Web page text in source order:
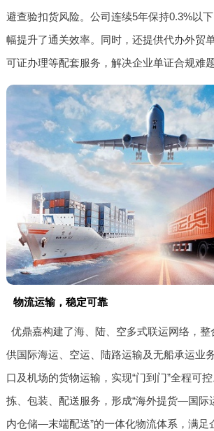
避查验扣货风险。公司连续5年保持0.3%以
幅提升了通关效率。同时，还提供代办外贸
可证办理等配套服务，解决企业单证合规难题
物流运输，稳定可靠
优鼎嘉构建了海、陆、空多式联运网络，
供国际海运、空运、陆路运输及无船承运业
口及机场的货物运输，实现“门到门”全程可
拣、包装、配送服务，形成“海外提货—国
内仓储—末端配送”的一体化物流体系，满足